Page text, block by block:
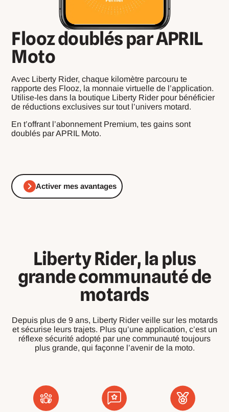
Flooz doublés par APRIL
Moto
Avec Liberty Rider, chaque kilomètre parcouru te
rapporte des Flooz, la monnaie virtuelle de l’application.
Utilise-les dans la boutique Liberty Rider pour bénéficier
de réductions exclusives sur tout l’univers motard.
En t’offrant l’abonnement Premium, tes gains sont
doublés par APRIL Moto.
Activer mes avantages
Liberty Rider, la plus
grande communauté de
motards
Depuis plus de 9 ans, Liberty Rider veille sur les motards
et sécurise leurs trajets. Plus qu’une application, c’est un
réflexe sécurité adopté par une communauté toujours
plus grande, qui façonne l’avenir de la moto.